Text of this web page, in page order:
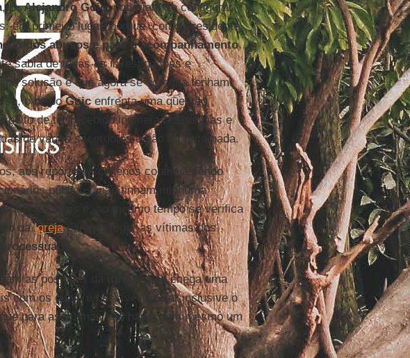
, D.Alejandro Goic, poderiam se configurar
em primeiro lugar, porque, como Presidente
dos abusos e para o acompanhamento
sabia de todas as investigações e
solução e que agora se acredita tenham
o bispoGoicenfrenta uma questão
de ter recebido inúmeras denúncias e
de vários sacerdotes e não ter feito nada.
aos repórteres chilenos continua sendo
públicos, não tinham nenhuma
aos tribunais e, ao mesmo tempo se verifica
daIgrejapara proteger as vítimas dos
as posições da igreja , logo chega uma
com os quais é possível ocultar inclusive o
para as vítimas não havia nem mesmo um